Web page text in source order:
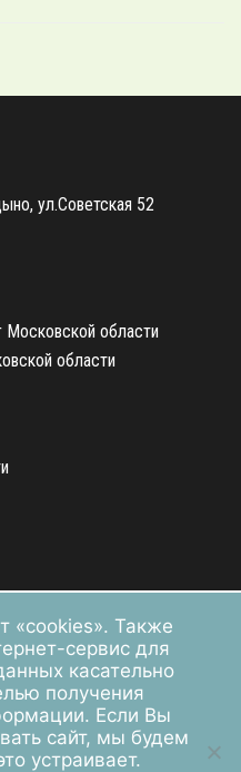
ул.Советская 52
Московской области
области
«cookies». Также
сервис для
касательно
получения
Если Вы
сайт, мы будем
устраивает.